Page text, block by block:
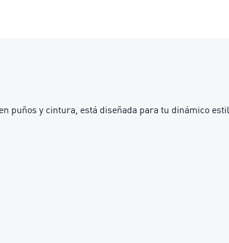
puños y cintura, está diseñada para tu dinámico